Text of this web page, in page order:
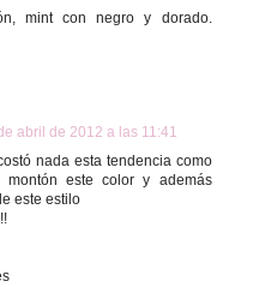
mint con negro y dorado.
abril de 2012 a las 11:41
nada esta tendencia como
este color y además
este estilo